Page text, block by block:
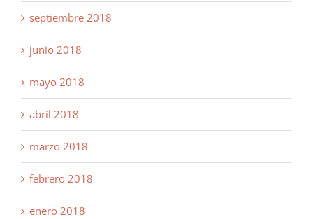
septiembre 2018
junio 2018
mayo 2018
abril 2018
marzo 2018
febrero 2018
enero 2018